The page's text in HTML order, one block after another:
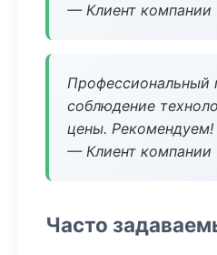
— Клиент компании
Профессиональный
соблюдение
цены. Рекомендуем!
— Клиент компании
Часто